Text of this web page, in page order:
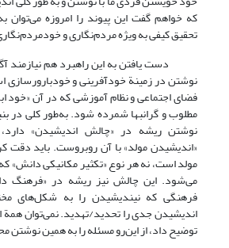
که خواهم گفت این پیوند را امروزه
تحقیق کیفی به ویژه مردم‌نگاری و
دست یافتن به این راهبرد هم نیازمند
نوشتن در زمینة خودآفرینی و
فضای اجتماعی و نظام آموزشی که در آن «خود
مطلوب و گرانبها شمرده شود. به‌طور کلی در
نوشتن ریشه در «چالش اندیشیدن»
«اندیشیدن مولد» با آن روبروست. باید دقت
مولد است، نه هر نوع «تکثیر مکانیکی دانش»
می‌شود. این چالش نیز ریشه در «فرهنگ
فرهنگی که نیندیشیدن را به شکل‌های
اندیشیدن جدی را تحدید/تهدید. نمی‌توان همة
توضیح داد، از این‌رو مسئله را به همین نوشتن